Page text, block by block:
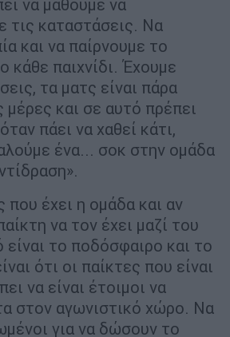
να μάθουμε να
τις καταστάσεις. Να
και να παίρνουμε το
κάθε παιχνίδι. Έχουμε
τα ματς είναι πάρα
μέρες και σε αυτό πρέπει
πάει να χαθεί κάτι,
ένα... σοκ στην ομάδα
που έχει η ομάδα και αν
να τον έχει μαζί του
το ποδόσφαιρο και το
ότι οι παίκτες που είναι
να είναι έτοιμοι να
στον αγωνιστικό χώρο. Να
για να δώσουν το